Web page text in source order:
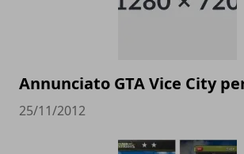
Annunciato GTA Vice City
25/11/2012